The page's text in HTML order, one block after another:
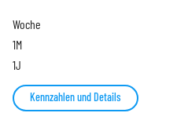
Woche
1M
1J
Kennzahlen und Details